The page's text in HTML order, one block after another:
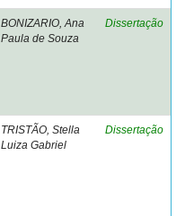
BONIZARIO, Ana
Paula de Souza
Dissertação
TRISTÃO, Stella
Luiza Gabriel
Dissertação